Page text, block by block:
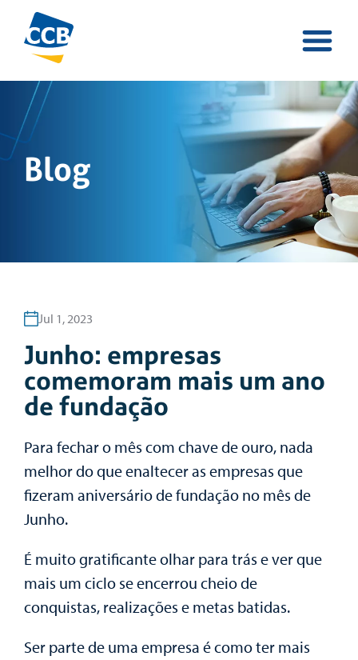
Blog
Jul 1, 2023
Junho: empresas
comemoram mais um ano
de fundação
Para fechar o mês com chave de ouro, nada
melhor do que enaltecer as empresas que
fizeram aniversário de fundação no mês de
Junho.
É muito gratificante olhar para trás e ver que
mais um ciclo se encerrou cheio de
conquistas, realizações e metas batidas.
Ser parte de uma empresa é como ter mais